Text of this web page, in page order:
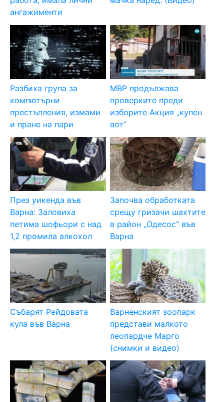
ангажименти
Разбиха група за
компютърни
престъпления, измами
и пране на пари
МВР продължава
проверките преди
изборите Акция „купен
вот”
През уикенда във
Варна: Заловиха
петима шофьори с над
1,2 промила алкохол
Започва обработката
срещу гризачи шахтите
в район „Одесос“ във
Варна
Събарят Рейдовата
кула във Варна
Варненският зоопарк
представи малкото
леопардче Марго
(снимки и видео)